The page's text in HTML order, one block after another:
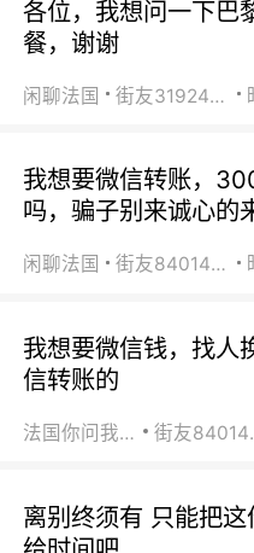
各位，我想问一下巴
餐，谢谢
闲聊法国 街友31924072
我想要微信转账，
吗，骗子别来诚心的
闲聊法国 街友84014588
我想要微信钱，找
信转账的
法国你问我答 街
离别终须有 只能把